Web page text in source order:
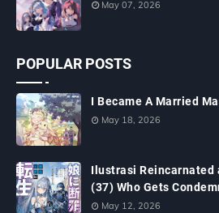
May 07, 2026
POPULAR POSTS
I Became A Married
May 18, 2026
Ilustrasi Reincarnated
(37) Who Gets
May 12, 2026